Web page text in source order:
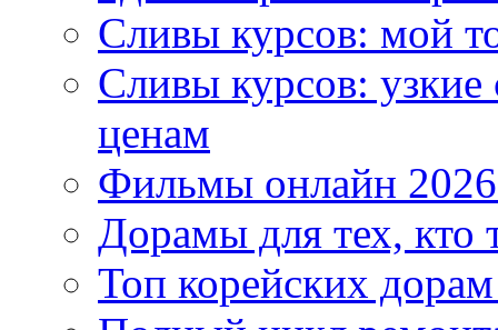
Сливы курсов: мой
Сливы курсов:
ценам
Фильмы онлайн
Дорамы для тех, кто
Топ корейских